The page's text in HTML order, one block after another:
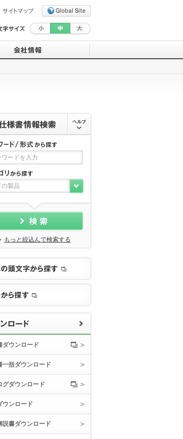
償サービスについて
について
インストア（外部サイト）
計画
アクセス
の製品
もっと絞込んで検索する
ダウンロード
一括ダウンロード
グダウンロード
ウンロード
説書ダウンロード